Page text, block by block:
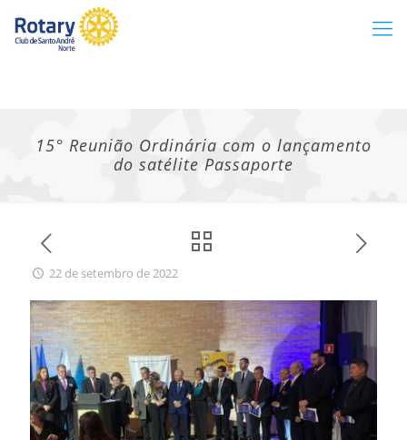
15° Reunião Ordinária com o lançamento
do satélite Passaporte
22 de setembro de 2022